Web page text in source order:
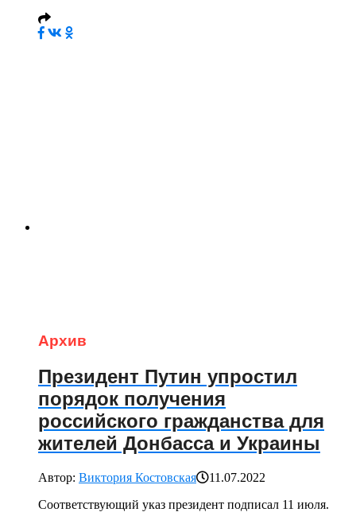
Архив
Президент Путин упростил
порядок получения
российского гражданства для
жителей Донбасса и Украины
Автор: Виктория Костовская
11.07.2022
Соответствующий указ президент подписал 11 июля.